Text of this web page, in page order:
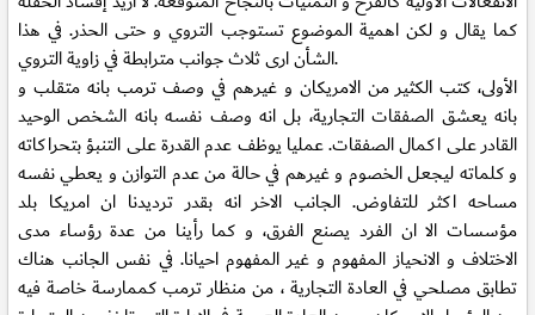
كما يقال و لكن اهمية الموضوع تستوجب التروي و حتى الحذر. في هذا
الشأن ارى ثلاث جوانب مترابطة في زاوية التروي.
الأولى، كتب الكثير من الامريكان و غيرهم في وصف ترمب بانه متقلب و
بانه يعشق الصفقات التجارية، بل انه وصف نفسه بانه الشخص الوحيد
القادر على اكمال الصفقات. عمليا يوظف عدم القدرة على التنبؤ بتحراكاته
و كلماته ليجعل الخصوم و غيرهم في حالة من عدم التوازن و يعطي نفسه
مساحه اكثر للتفاوض. الجانب الاخر انه بقدر ترديدنا ان امريكا بلد
مؤسسات الا ان الفرد يصنع الفرق، و كما رأينا من عدة رؤساء مدى
الاختلاف و الانحياز المفهوم و غير المفهوم احيانا. في نفس الجانب هناك
تطابق مصلحي في العادة التجارية ، من منظار ترمب كممارسة خاصة فيه